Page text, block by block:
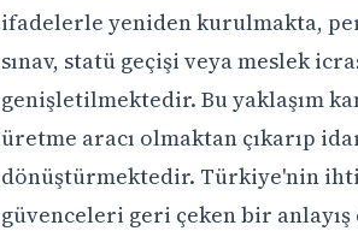
ifadelerle yeniden kurulmakta,
sınav, statü geçişi veya meslek
genişletilmektedir. Bu yaklaşım
üretme aracı olmaktan çıkarıp
dönüştürmektedir. Türkiye'nin
güvenceleri geri çeken bir